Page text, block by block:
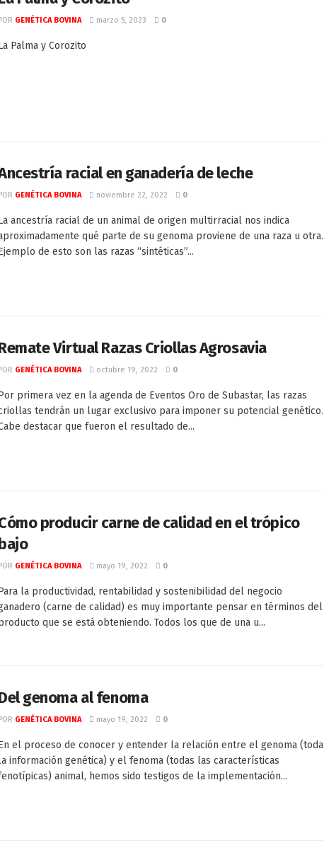
POR GENÉTICA BOVINA marzo 5, 2023 0
Palma y Corozito
racial en ganadería de leche
GENÉTICA BOVINA noviembre 22, 2022 0
ancestría racial de un animal de origen multirracial nos indica
qué parte de su genoma proviene de una raza u otra.
de esto son las razas “sintéticas”...
Virtual Razas Criollas Agrosavia
GENÉTICA BOVINA octubre 19, 2022 0
primera vez en la agenda de Eventos Oro de Subastar, las razas
tendrán un lugar exclusivo para imponer su potencial genético.
destacar que fueron el resultado de...
producir carne de calidad en el trópico
GENÉTICA BOVINA mayo 19, 2022 0
la productividad, rentabilidad y sostenibilidad del negocio
(carne de calidad) es muy importante pensar en términos del
que se está obteniendo. Todos los que de una u...
genoma al fenoma
GENÉTICA BOVINA mayo 19, 2022 0
el proceso de conocer y entender la relación entre el genoma (toda
información genética) y el fenoma (todas las características
animal, hemos sido testigos de la implementación...